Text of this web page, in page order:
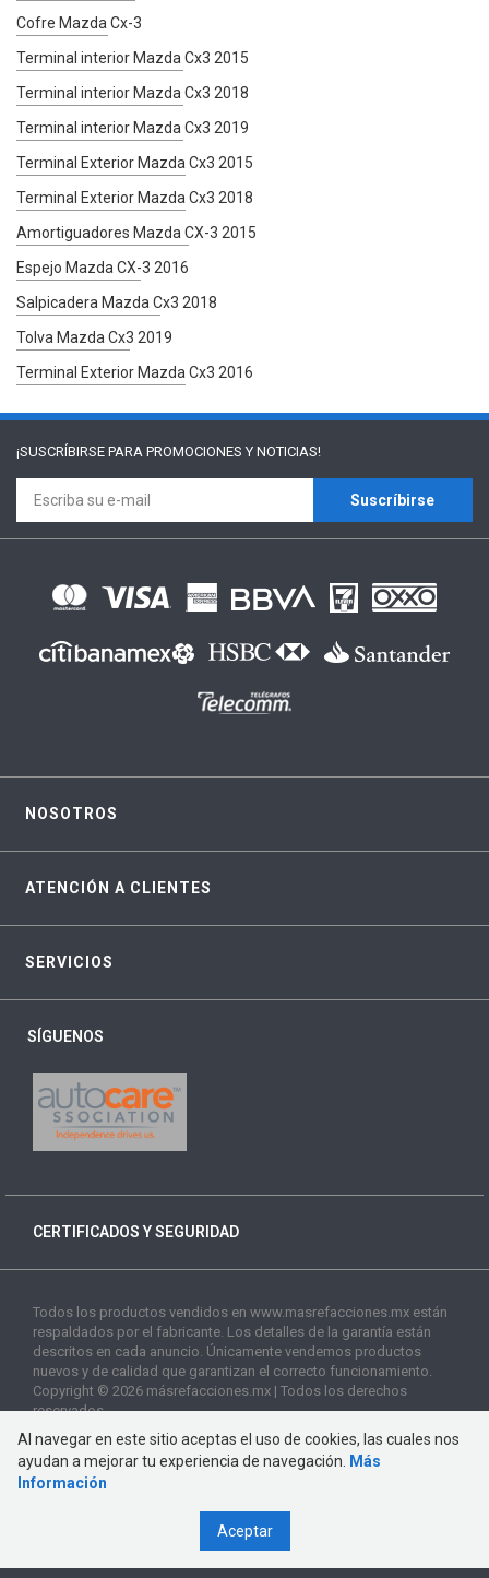
Cofre Mazda Cx-3
Terminal interior Mazda Cx3 2015
Terminal interior Mazda Cx3 2018
Terminal interior Mazda Cx3 2019
Terminal Exterior Mazda Cx3 2015
Terminal Exterior Mazda Cx3 2018
Amortiguadores Mazda CX-3 2015
Espejo Mazda CX-3 2016
Salpicadera Mazda Cx3 2018
Tolva Mazda Cx3 2019
Terminal Exterior Mazda Cx3 2016
¡SUSCRÍBIRSE PARA PROMOCIONES Y NOTICIAS!
Suscríbirse
NOSOTROS
ATENCIÓN A CLIENTES
SERVICIOS
SÍGUENOS
CERTIFICADOS Y SEGURIDAD
Todos los productos vendidos en www.masrefacciones.mx están
respaldados por el fabricante. Los detalles de la garantía están
descritos en cada anuncio. Únicamente vendemos productos
nuevos y de calidad que garantizan el correcto funcionamiento.
Copyright © 2026 másrefacciones.mx | Todos los derechos
reservados
Al navegar en este sitio aceptas el uso de cookies, las cuales nos
ayudan a mejorar tu experiencia de navegación.
Más
Información
Aceptar